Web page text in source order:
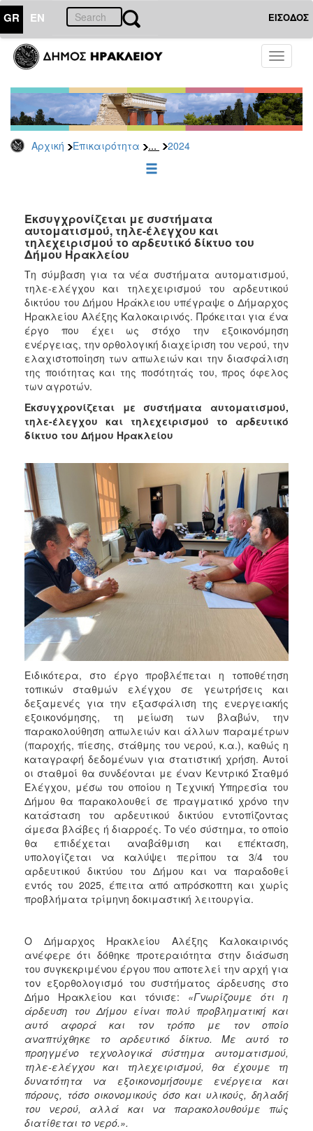
GR EN ΕΙΣΟΔΟΣ
Toggle
Αρχική Επικαιρότητα ... 2024
ΕΠΙΚΑΙΡΟΤΗΤΑ
Τύπου
Αρχείο
2026
2025
2022
2021
2020
2019
2018
2017
2016
2015
2013
2012
2011
2006
ΔΗΜΟΤΗΣ
ΕΠΙΣΚΕΠΤΗΣ
ΗΡΑΚΛΕΙΟ
Εκσυγχρονίζεται με συστήματα
αυτοματισμού, τηλε-έλεγχου και
τηλεχειρισμού το αρδευτικό δίκτυο του
Δήμου Ηρακλείου
Τη σύμβαση για τα νέα συστήματα αυτοματισμού,
τηλε-ελέγχου και τηλεχειρισμού του αρδευτικού
δικτύου του Δήμου Ηράκλειου υπέγραψε ο Δήμαρχος
Ηρακλείου Αλέξης Καλοκαιρινός. Πρόκειται για ένα
έργο που έχει ως στόχο την εξοικονόμηση
ενέργειας, την ορθολογική διαχείριση του νερού, την
ελαχιστοποίηση των απωλειών και την διασφάλιση
της ποιότητας και της ποσότητάς του, προς όφελος
των αγροτών.
Εκσυγχρονίζεται με συστήματα αυτοματισμού,
τηλε-έλεγχου και τηλεχειρισμού το αρδευτικό
δίκτυο του Δήμου Ηρακλείου
Ειδικότερα, στο έργο προβλέπεται η τοποθέτηση
τοπικών σταθμών ελέγχου σε γεωτρήσεις και
δεξαμενές για την εξασφάλιση της ενεργειακής
εξοικονόμησης, τη μείωση των βλαβών, την
παρακολούθηση απωλειών και άλλων παραμέτρων
(παροχής, πίεσης, στάθμης του νερού, κ.α.), καθώς η
καταγραφή δεδομένων για στατιστική χρήση. Αυτοί
οι σταθμοί θα συνδέονται με έναν Κεντρικό Σταθμό
Ελέγχου, μέσω του οποίου η Τεχνική Υπηρεσία του
Δήμου θα παρακολουθεί σε πραγματικό χρόνο την
κατάσταση του αρδευτικού δικτύου εντοπίζοντας
άμεσα βλάβες ή διαρροές. Το νέο σύστημα, το οποίο
θα επιδέχεται αναβάθμιση και επέκταση,
υπολογίζεται να καλύψει περίπου τα 3/4 του
αρδευτικού δικτύου του Δήμου και να παραδοθεί
εντός του 2025, έπειτα από απρόσκοπτη και χωρίς
προβλήματα τρίμηνη δοκιμαστική λειτουργία.
Ο Δήμαρχος Ηρακλείου Αλέξης Καλοκαιρινός
ανέφερε ότι δόθηκε προτεραιότητα στην διάσωση
του συγκεκριμένου έργου που αποτελεί την αρχή για
τον εξορθολογισμό του συστήματος άρδευσης στο
Δήμο Ηρακλείου και τόνισε: «Γνωρίζουμε ότι η
άρδευση του Δήμου είναι πολύ προβληματική και
αυτό αφορά και τον τρόπο με τον οποίο
αναπτύχθηκε το αρδευτικό δίκτυο. Με αυτό το
προηγμένο τεχνολογικά σύστημα αυτοματισμού,
τηλε-ελέγχου και τηλεχειρισμού, θα έχουμε τη
δυνατότητα να εξοικονομήσουμε ενέργεια και
πόρους, τόσο οικονομικούς όσο και υλικούς, δηλαδή
του νερού, αλλά και να παρακολουθούμε πώς
διατίθεται το νερό.».